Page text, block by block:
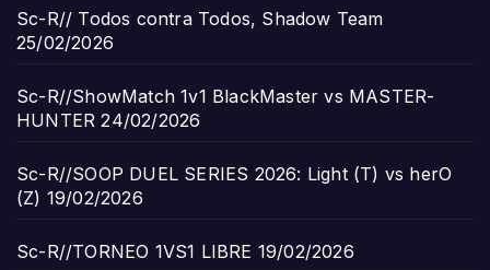
Sc-R// Todos contra Todos, Shadow Team
25/02/2026
Sc-R//ShowMatch 1v1 BlackMaster vs MASTER-
HUNTER 24/02/2026
Sc-R//SOOP DUEL SERIES 2026: Light (T) vs herO
(Z) 19/02/2026
Sc-R//TORNEO 1VS1 LIBRE 19/02/2026